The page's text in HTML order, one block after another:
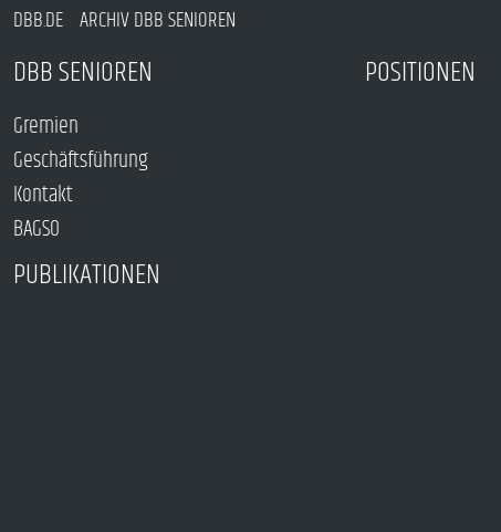
DBB.DE ARCHIV DBB SENIOREN
DBB SENIOREN
Gremien
Geschäftsführung
Kontakt
BAGSO
POSITIONEN
PUBLIKATIONEN